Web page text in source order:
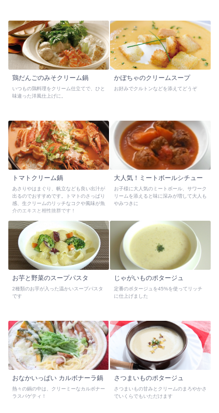
鶏だんごのみそクリーム鍋
いつもの鶏料理をクリーム仕立てで、ひと
味違った洋風仕上げに。
かぼちゃのクリームスープ
お好みでクルトンなどを添えてどうぞ
トマトクリーム鍋
あさりやはまぐり、帆立なども良い出汁が
出るのでおすすめです。トマトのさっぱり
感、生クリームのリッチなコクや風味が魚
介のエキスと相性抜群です！
大人気！ミートボールシチュー
お子様に大人気のミートボール、サワーク
リームを添えると味に深みが増して大人も
やみつきに
お芋と野菜のスープパスタ
2種類のお芋が入った温かいスープパスタ
です
じゃがいものポタージュ
定番のポタージュを45%を使ってリッチ
に仕上げました
おなかいっぱい カルボナーラ鍋
熱々の鍋の中は、クリーミーなカルボナー
ラスパゲティ！
さつまいものポタージュ
さつまいもの甘みとクリームのまろやかさ
でいくらでもいただけます